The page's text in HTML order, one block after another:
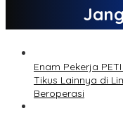
Enam Pekerja
Tikus Lainnya di
Beroperasi